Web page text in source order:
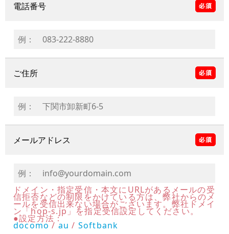
電話番号
ご住所
メールアドレス
ドメイン・指定受信・本文にURLがあるメールの受
信拒否などの制限をかけている方は、弊社からのメ
ールを受信出来ない場合がございます。弊社ドメイ
ン「hop-s.jp」を指定受信設定してください。
●設定方法：
docomo/ au / Softbank